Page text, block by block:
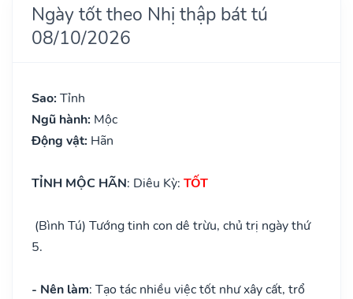
Ngày tốt theo Nhị thập bát tú
08/10/2026
Sao: Tỉnh
Ngũ hành: Mộc
Động vật: Hãn
TỈNH MỘC HÃN: Diêu Kỳ: TỐT
(Bình Tú) Tướng tinh con dê trừu, chủ trị ngày thứ
5.
- Nên làm: Tạo tác nhiều việc tốt như xây cất, trổ